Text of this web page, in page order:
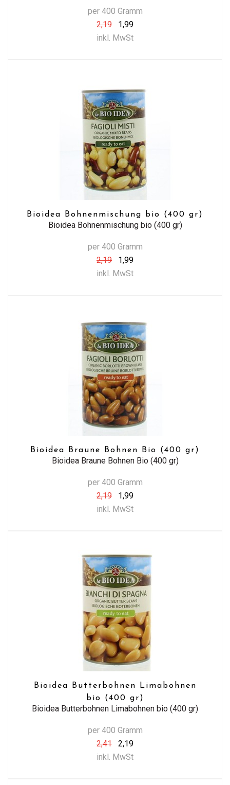
per 400 Gramm
2,19
1,99
inkl. MwSt
Bioidea Bohnenmischung bio (400 gr)
Bioidea Bohnenmischung bio (400 gr)
per 400 Gramm
2,19
1,99
inkl. MwSt
Bioidea Braune Bohnen Bio (400 gr)
Bioidea Braune Bohnen Bio (400 gr)
per 400 Gramm
2,19
1,99
inkl. MwSt
Bioidea Butterbohnen Limabohnen
bio (400 gr)
Bioidea Butterbohnen Limabohnen bio (400 gr)
per 400 Gramm
2,41
2,19
inkl. MwSt